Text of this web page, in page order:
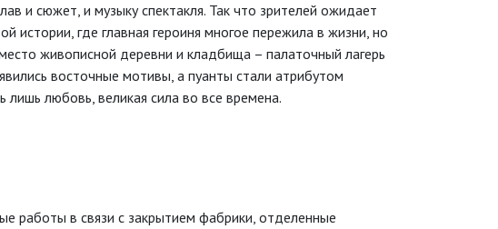
и сюжет, и музыку спектакля. Так что зрителей ожидает
истории, где главная героиня многое пережила в жизни, но
живописной деревни и кладбища – палаточный лагерь
восточные мотивы, а пуанты стали атрибутом
лишь любовь, великая сила во все времена.
работы в связи с закрытием фабрики, отделенные